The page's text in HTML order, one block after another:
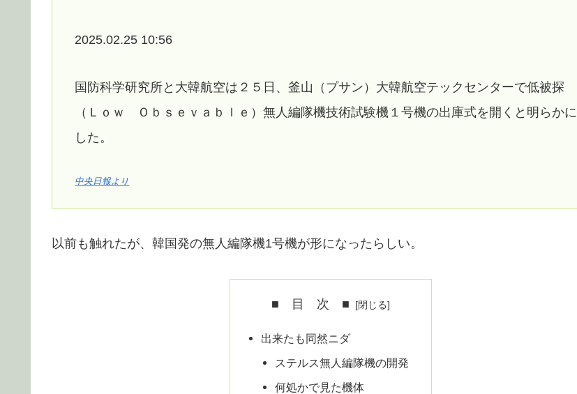
2025.02.25 10:56
国防科学研究所と大韓航空は２５日、釜山（プサン）大韓航空テックセンターで低被探
（Ｌｏｗ Ｏｂｓｅｖａｂｌｅ）無人編隊機技術試験機１号機の出庫式を開くと明らかに
した。
中央日報より
以前も触れたが、韓国発の無人編隊機1号機が形になったらしい。
■ 目 次 ■
出来たも同然ニダ
ステルス無人編隊機の開発
何処かで見た機体